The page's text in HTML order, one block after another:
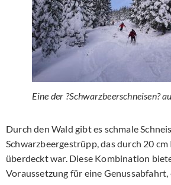
Eine der ?Schwarzbeerschneisen?
Durch den Wald gibt es schmale
Schwarzbeergestrüpp, das durch 20
überdeckt war. Diese Kombination
Voraussetzung für eine Genussabfahrt,